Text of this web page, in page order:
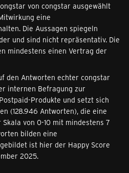
von congstar ausgewählt
eine
Die Aussagen spiegeln
und sind nicht repräsentativ. Die
mindestens einen Vertrag der
den Antworten echter congstar
internen Befragung zur
Produkte und setzt sich
(128.946 Antworten), die eine
von 0-10 mit mindestens 7
bilden eine
ist hier der Happy Score
2025.